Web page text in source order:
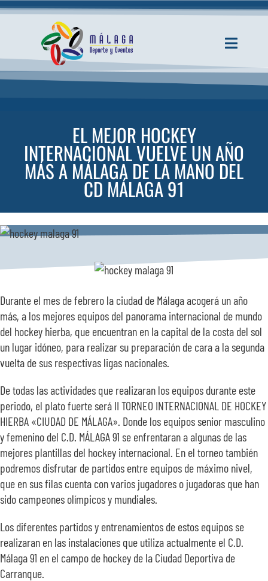
Saltar
Toggle
INICIO
SERVICIOS
ESPACIOS
TRANSPARENCIA
EL MEJOR HOCKEY
INTERNACIONAL VUELVE UN AÑO
MÁS A MÁLAGA DE LA MANO DEL
CD MÁLAGA 91
Durante el mes de febrero la ciudad de Málaga acogerá un año
más, a los mejores equipos del panorama internacional de mundo
del hockey hierba, que encuentran en la capital de la costa del sol
un lugar idóneo, para realizar su preparación de cara a la segunda
vuelta de sus respectivas ligas nacionales.
De todas las actividades que realizaran los equipos durante este
periodo, el plato fuerte será II TORNEO INTERNACIONAL DE HOCKEY
HIERBA «CIUDAD DE MÁLAGA». Donde los equipos senior masculino
y femenino del C.D. MÁLAGA 91 se enfrentaran a algunas de las
mejores plantillas del hockey internacional. En el torneo también
podremos disfrutar de partidos entre equipos de máximo nivel,
que en sus filas cuenta con varios jugadores o jugadoras que han
sido campeones olímpicos y mundiales.
Los diferentes partidos y entrenamientos de estos equipos se
realizaran en las instalaciones que utiliza actualmente el C.D.
Málaga 91 en el campo de hockey de la Ciudad Deportiva de
Carranque.